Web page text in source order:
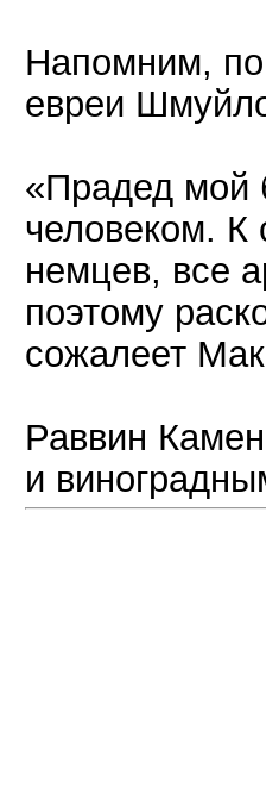
Напомним,
евреи
«Прадед мой
человеком.
немцев, все
поэтому
сожалеет
Раввин
и